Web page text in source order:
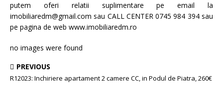
putem oferi relatii suplimentare pe email la
imobiliaredm@gmail.com sau CALL CENTER 0745 984 394 sau
pe pagina de web www.imobiliaredm.ro
no images were found
PREVIOUS
R12023: Inchiriere apartament 2 camere CC, in Podul de Piatra, 260€